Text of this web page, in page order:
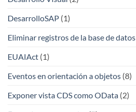
DesarrolloSAP (1)
Eliminar registros de la base de datos
EUAIAct (1)
Eventos en orientación a objetos (8)
Exponer vista CDS como OData (2)